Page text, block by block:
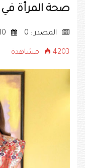
صحة المرأة
المصدر : 0
4203 مشاهدة